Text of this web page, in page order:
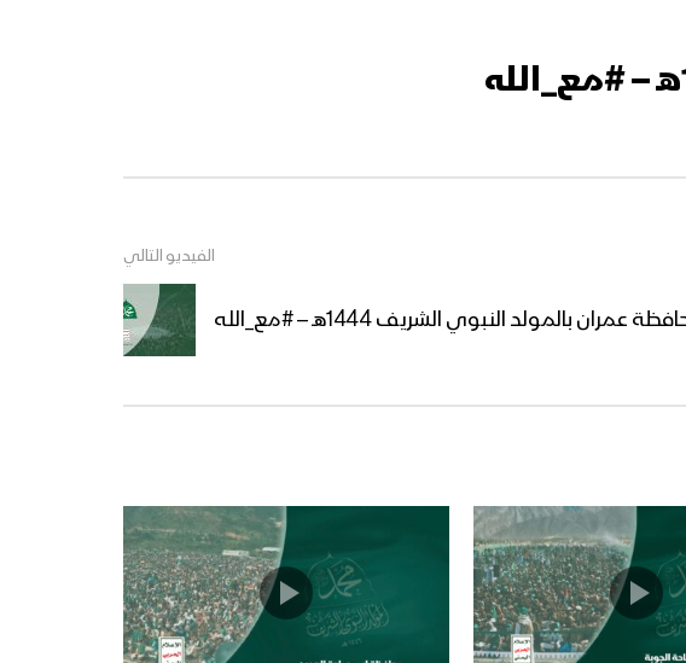
بالعاصمة صنعاء احتفاءً بالمولد
جبهة المزرق حجة – 1447هـ
مسير ضوئي لقوات الاحتياط
والتدخل المركزي احتفاءا بذكرى
المولد النبوي 1447هـ
مأرب – مقابلات بمناسبة
الفيديو التالي
عمران بالمولد النبوي الشريف 1444هـ – #مع_الله